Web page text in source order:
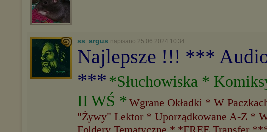
ss_argus napisano 25.06.2024 10:34
Najlepsze !!! ***
*** *Słuchowiska *
II WŚ * Wgrane Okładki * W
"Żywy" Lektor * Uporządkowane A-Z *
Foldery Tematyczne * *FREE Transfer